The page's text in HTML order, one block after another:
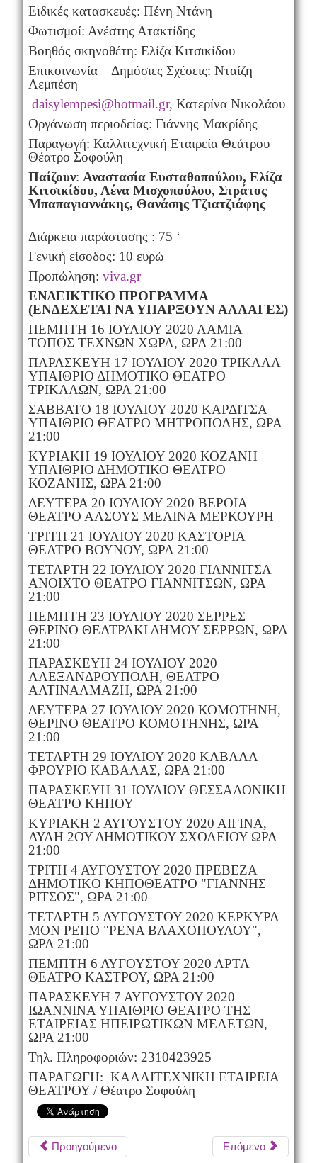
Ειδικές κατασκευές: Πένη Ντάνη
Φωτισμοί: Ανέστης Ατακτίδης
Βοηθός σκηνοθέτη: Ελίζα Κιτσικίδου
Επικοινωνία – Δημόσιες Σχέσεις: Νταίζη
Λεμπέση
daisylempesi@hotmail.gr, Κατερίνα Νικολάου
Οργάνωση περιοδείας: Γιάννης Μακρίδης
Παραγωγή: Καλλιτεχνική Εταιρεία Θεάτρου –
Θέατρο Σοφούλη
Παίζουν: Αναστασία Ευσταθοπούλου, Ελίζα
Κιτσικίδου, Λένα Μισχοπούλου, Στράτος
Μπαπαγιαννάκης, Θανάσης Τζιατζιάφης
Διάρκεια παράστασης : 75 ‘
Γενική είσοδος: 10 ευρώ
Προπώληση: viva.gr
ΕΝΔΕΙΚΤΙΚΟ ΠΡΟΓΡΑΜΜΑ
(ΕΝΔΕΧΕΤΑΙ ΝΑ ΥΠΑΡΞΟΥΝ ΑΛΛΑΓΕΣ)
ΠΕΜΠΤΗ 16 ΙΟΥΛΙΟΥ 2020 ΛΑΜΙΑ
ΤΟΠΟΣ ΤΕΧΝΩΝ ΧΩΡΑ, ΩΡΑ 21:00
ΠΑΡΑΣΚΕΥΗ 17 ΙΟΥΛΙΟΥ 2020 ΤΡΙΚΑΛΑ
ΥΠΑΙΘΡΙΟ ΔΗΜΟΤΙΚΟ ΘΕΑΤΡΟ
ΤΡΙΚΑΛΩΝ, ΩΡΑ 21:00
ΣΑΒΒΑΤΟ 18 ΙΟΥΛΙΟΥ 2020 ΚΑΡΔΙΤΣΑ
ΥΠΑΙΘΡΙΟ ΘΕΑΤΡΟ ΜΗΤΡΟΠΟΛΗΣ, ΩΡΑ
21:00
ΚΥΡΙΑΚΗ 19 ΙΟΥΛΙΟΥ 2020 ΚΟΖΑΝΗ
ΥΠΑΙΘΡΙΟ ΔΗΜΟΤΙΚΟ ΘΕΑΤΡΟ
ΚΟΖΑΝΗΣ, ΩΡΑ 21:00
ΔΕΥΤΕΡΑ 20 ΙΟΥΛΙΟΥ 2020 ΒΕΡΟΙΑ
ΘΕΑΤΡΟ ΑΛΣΟΥΣ ΜΕΛΙΝΑ ΜΕΡΚΟΥΡΗ
ΤΡΙΤΗ 21 ΙΟΥΛΙΟΥ 2020 ΚΑΣΤΟΡΙΑ
ΘΕΑΤΡΟ ΒΟΥΝΟΥ, ΩΡΑ 21:00
ΤΕΤΑΡΤΗ 22 ΙΟΥΛΙΟΥ 2020 ΓΙΑΝΝΙΤΣΑ
ΑΝΟΙΧΤΟ ΘΕΑΤΡΟ ΓΙΑΝΝΙΤΣΩΝ, ΩΡΑ
21:00
ΠΕΜΠΤΗ 23 ΙΟΥΛΙΟΥ 2020 ΣΕΡΡΕΣ
ΘΕΡΙΝΟ ΘΕΑΤΡΑΚΙ ΔΗΜΟΥ ΣΕΡΡΩΝ, ΩΡΑ
21:00
ΠΑΡΑΣΚΕΥΗ 24 ΙΟΥΛΙΟΥ 2020
ΑΛΕΞΑΝΔΡΟΥΠΟΛΗ, ΘΕΑΤΡΟ
ΑΛΤΙΝΑΛΜΑΖΗ, ΩΡΑ 21:00
ΔΕΥΤΕΡΑ 27 ΙΟΥΛΙΟΥ 2020 ΚΟΜΟΤΗΝΗ,
ΘΕΡΙΝΟ ΘΕΑΤΡΟ ΚΟΜΟΤΗΝΗΣ, ΩΡΑ
21:00
ΤΕΤΑΡΤΗ 29 ΙΟΥΛΙΟΥ 2020 ΚΑΒΑΛΑ
ΦΡΟΥΡΙΟ ΚΑΒΑΛΑΣ, ΩΡΑ 21:00
ΠΑΡΑΣΚΕΥΗ 31 ΙΟΥΛΙΟΥ ΘΕΣΣΑΛΟΝΙΚΗ
ΘΕΑΤΡΟ ΚΗΠΟΥ
ΚΥΡΙΑΚΗ 2 ΑΥΓΟΥΣΤΟΥ 2020 ΑΙΓΙΝΑ,
ΑΥΛΗ 2ΟΥ ΔΗΜΟΤΙΚΟΥ ΣΧΟΛΕΙΟΥ ΩΡΑ
21:00
ΤΡΙΤΗ 4 ΑΥΓΟΥΣΤΟΥ 2020 ΠΡΕΒΕΖΑ
ΔΗΜOTIKO ΚΗΠΟΘΕΑΤΡΟ "ΓΙΑΝΝΗΣ
ΡΙΤΣΟΣ", ΩΡΑ 21:00
ΤΕΤΑΡΤΗ 5 ΑΥΓΟΥΣΤΟΥ 2020 ΚΕΡΚΥΡΑ
ΜΟΝ ΡΕΠΟ "ΡΕΝΑ ΒΛΑΧΟΠΟΥΛΟΥ",
ΩΡΑ 21:00
ΠΕΜΠΤΗ 6 ΑΥΓΟΥΣΤΟΥ 2020 ΑΡΤΑ
ΘΕΑΤΡΟ ΚΑΣΤΡΟΥ, ΩΡΑ 21:00
ΠΑΡΑΣΚΕΥΗ 7 ΑΥΓΟΥΣΤΟΥ 2020
ΙΩΑΝΝΙΝΑ ΥΠΑΙΘΡΙΟ ΘΕΑΤΡΟ ΤΗΣ
ΕΤΑΙΡΕΙΑΣ ΗΠΕΙΡΩΤΙΚΩΝ ΜΕΛΕΤΩΝ,
ΩΡΑ 21:00
Τηλ. Πληροφοριών: 2310423925
ΠΑΡΑΓΩΓΗ: ΚΑΛΛΙΤΕΧΝΙΚΗ ΕΤΑΙΡΕΙΑ
ΘΕΑΤΡΟΥ / Θέατρο Σοφούλη
Προηγούμενο Επόμενο